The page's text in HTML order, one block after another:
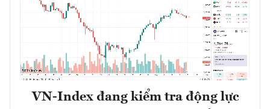
VN-Index đang kiểm tra động lực